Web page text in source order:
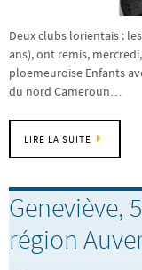
Deux clubs lorientais :
ans), ont remis,
ploemeuroise Enfants
du nord Cameroun…
LIRE LA SUITE
Geneviève,
région